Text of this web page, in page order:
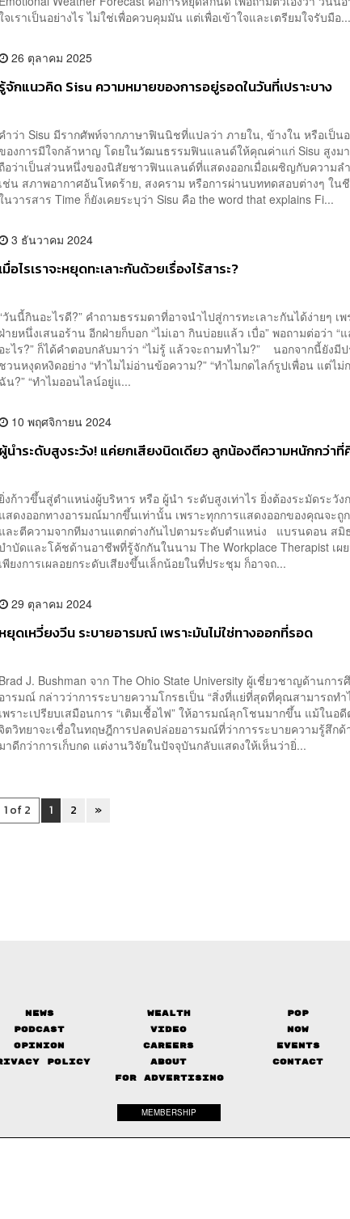
จเราเป็นอย่างไร ไม่ใช่เพื่อควบคุมมัน แต่เพื่อเข้าใจและเตรียมใจรับมือ...
26 ตุลาคม 2025
รู้จักแนวคิด Sisu ความหมายของการอยู่รอดในวันที่เปราะบาง
คำว่า Sisu มีรากศัพท์จากภาษาฟินนิชที่แปลว่า ภายใน, ข้างใน หรือเป็น
องการมีใจกล้าหาญ โดยในวัฒนธรรมฟินแลนด์ให้คุณค่าแก่ Sisu สูงม
อว่าเป็นส่วนหนึ่งของนิสัยชาวฟินแลนด์ที่แสดงออกเมื่อเผชิญกับความล
เช่น สภาพอากาศอันโหดร้าย, สงคราม หรือการผ่านบททดสอบต่างๆ ใน
นวารสาร Time ก็ยังเคยระบุว่า Sisu คือ the word that explains Fi...
3 ธันวาคม 2024
เมื่อไรเราจะหยุดทะเลาะกันด้วยเรื่องไร้สาระ?
วันนี้กินอะไรดี?” คำถามธรรมดาที่อาจนำไปสู่การทะเลาะกันได้ง่ายๆ เ
ฝ่ายหนึ่งเสนอร้าน อีกฝ่ายก็บอก “ไม่เอา กินบ่อยแล้ว เบื่อ” พอถามต่อว่า “
อะไร?” ก็ได้คำตอบกลับมาว่า “ไม่รู้ แล้วจะถามทำไม?” นอกจากนี้ยังมี
ชวนหงุดหงิดอย่าง “ทำไมไม่อ่านข้อความ?” “ทำไมกดไลก์รูปเพื่อน แต่ไม่
ฉัน?” “ทำไมออนไลน์อยู่แ...
10 พฤศจิกายน 2024
ผู้นำระดับสูงระวัง! แค่ยกเสียงนิดเดียว ลูกน้องตีความหนักกว่าที่
งก้าวขึ้นสู่ตำแหน่งผู้บริหาร หรือ ผู้นำ ระดับสูงเท่าไร ยิ่งต้องระมัดระวัง
แสดงออกทางอารมณ์มากขึ้นเท่านั้น เพราะทุกการแสดงออกของคุณจะถู
และตีความจากทีมงานแตกต่างกันไปตามระดับตำแหน่ง แบรนดอน สมิ
ำบัดและโค้ชด้านอาชีพที่รู้จักกันในนาม The Workplace Therapist เผ
เพียงการเผลอยกระดับเสียงขึ้นเล็กน้อยในที่ประชุม ก็อาจถ...
29 ตุลาคม 2024
หยุดเหวี่ยงวีน ระบายอารมณ์ เพราะมันไม่ใช่ทางออกที่รอด
Brad J. Bushman จาก The Ohio State University ผู้เชี่ยวชาญด้านการ
อารมณ์ กล่าวว่าการระบายความโกรธเป็น “สิ่งที่แย่ที่สุดที่คุณสามารถทำ
เพราะเปรียบเสมือนการ “เติมเชื้อไฟ” ให้อารมณ์ลุกโชนมากขึ้น แม้ในอ
ตวิทยาจะเชื่อในทฤษฎีการปลดปล่อยอารมณ์ที่ว่าการระบายความรู้สึก
มาดีกว่าการเก็บกด แต่งานวิจัยในปัจจุบันกลับแสดงให้เห็นว่ายิ่...
1 of 2 1 2 »
News Wealth
Pop
Podcast
Video
Now
Opinion
Careers
Events
Policy
About
Contact
FOR ADVERTISING
MEMBERSHIP